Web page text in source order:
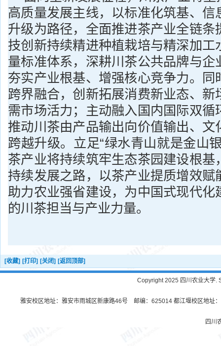
高质量发展主线，以标准化筑基、信
升级为路径，全面推进茶产业全链条
技创新持续精进种植栽培与精深加工
量标准体系，深耕川茶公共品牌与企
夯实产业根基、增强核心竞争力。同
跨界融合，创新拓展消费新业态、新
需市场活力；主动融入国内国际双循
推动川茶由产品输出向价值输出、文
跨越升级。立足“绿水青山就是金山
茶产业将持续筑牢生态茶园建设根基
持续发展之路，以茶产业提质增效赋
助力农业强省建设，为中国式现代化
的川茶担当与产业力量。
[收藏] [打印] [关闭] [返回顶部]
Copyright 2025 四川农业大学.
雅安校区地址：雅安市雨城区新康路46号 邮编：625014 都江堰校区地址
四川